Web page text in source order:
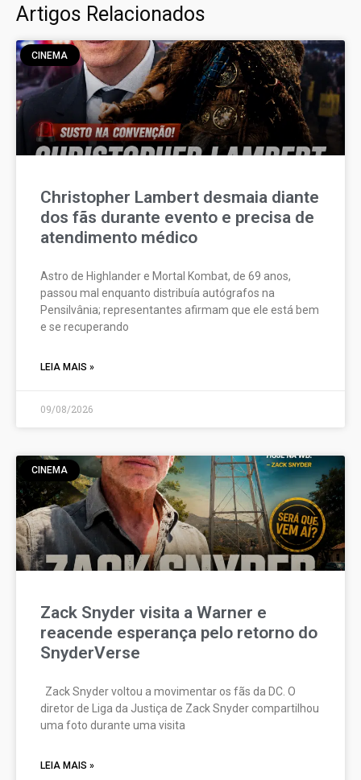
Artigos Relacionados
CINEMA
Christopher Lambert desmaia diante
dos fãs durante evento e precisa de
atendimento médico
Astro de Highlander e Mortal Kombat, de 69 anos,
passou mal enquanto distribuía autógrafos na
Pensilvânia; representantes afirmam que ele está bem
e se recuperando
LEIA MAIS »
09/08/2026
CINEMA
Zack Snyder visita a Warner e
reacende esperança pelo retorno do
SnyderVerse
Zack Snyder voltou a movimentar os fãs da DC. O
diretor de Liga da Justiça de Zack Snyder compartilhou
uma foto durante uma visita
LEIA MAIS »